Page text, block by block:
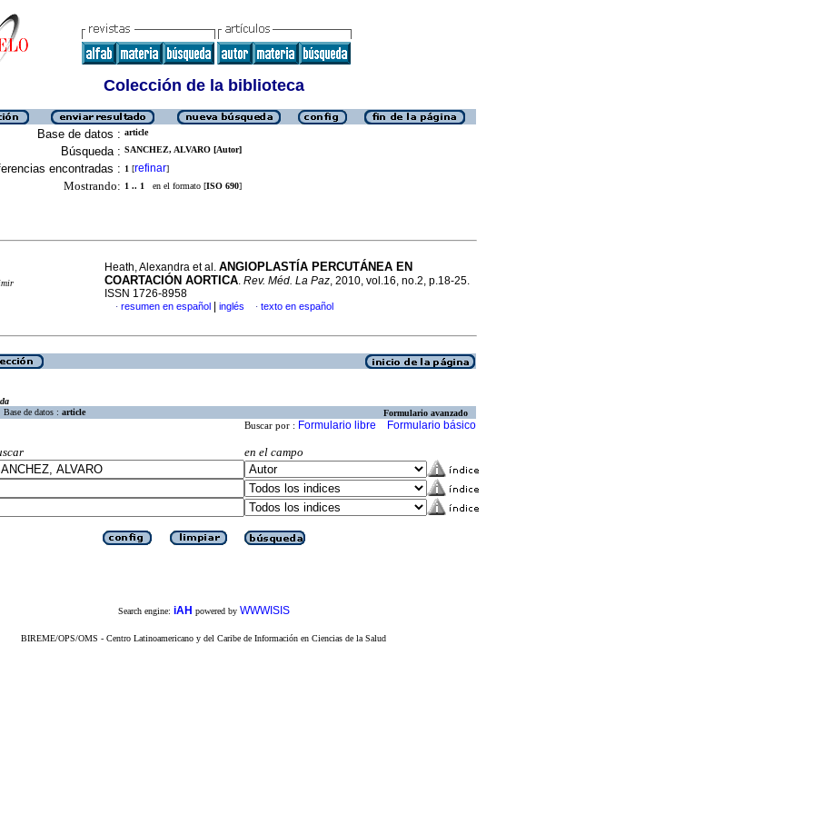
Colección de la biblioteca
Base de datos : article
Búsqueda : SANCHEZ, ALVARO [Autor]
encontradas : 1 [refinar]
Mostrando: 1 .. 1 en el formato [ISO 690]
Heath, Alexandra et al. ANGIOPLASTÍA PERCUTÁNEA EN
COARTACIÓN AORTICA. Rev. Méd. La Paz, 2010, vol.16, no.2, p.18-25.
ISSN 1726-8958
· resumen en español inglés · texto en español
Base de datos : article Formulario avanzado
Buscar por : Formulario libre Formulario básico
en el campo
Search engine: iAH powered by WWWISIS
BIREME/OPS/OMS - Centro Latinoamericano y del Caribe de Información en Ciencias de la Salud